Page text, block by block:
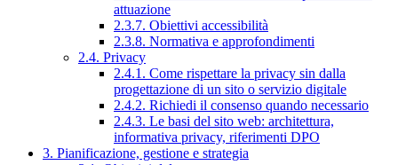
attuazione
2.3.7. Obiettivi accessibilità
2.3.8. Normativa e approfondimenti
2.4. Privacy
2.4.1. Come rispettare la privacy sin dalla
progettazione di un sito o servizio digitale
2.4.2. Richiedi il consenso quando necessario
2.4.3. Le basi del sito web: architettura,
informativa privacy, riferimenti DPO
3. Pianificazione, gestione e strategia